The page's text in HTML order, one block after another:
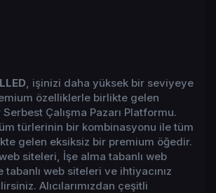
, işinizi daha yüksek bir seviyeye
özelliklerle birlikte gelen
Çalışma Pazarı Platformu.
türlerinin bir kombinasyonu ile tüm
gelen eksiksiz bir premium öğedir.
siteleri, İşe alma tabanlı web
web siteleri ve ihtiyacınız
Alıcılarımızdan çeşitli